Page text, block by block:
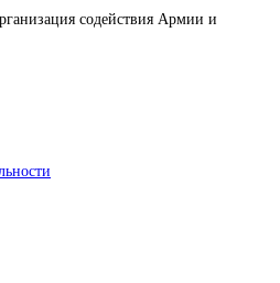
содействия Армии и